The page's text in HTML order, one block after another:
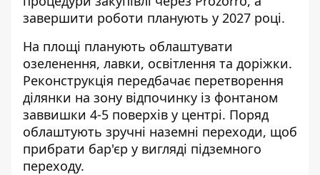
завершити роботи планують у 2027 році.
На площі планують облаштувати
озеленення, лавки, освітлення та доріжки.
Реконструкція передбачає перетворення
ділянки на зону відпочинку із фонтаном
заввишки 4-5 поверхів у центрі. Поряд
облаштують зручні наземні переходи, щоб
прибрати бар'єр у вигляді підземного
переходу.